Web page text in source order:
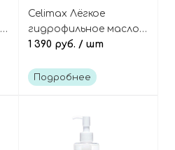
Celimax Лёгкое
гидрофильное масло
для демакияжа и
пор, Derma Nature
1 390 руб. / шт
Подробнее